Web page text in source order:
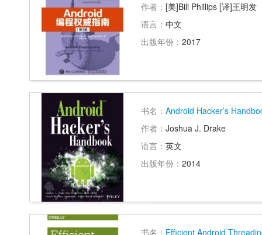
作者： [美]Bill Phillips [译]王明发
语言： 中文
出版年份： 2017
书名： Android Hacker’s
作者： Joshua J. Drake
语言： 英文
出版年份： 2014
书名： Efficient Android